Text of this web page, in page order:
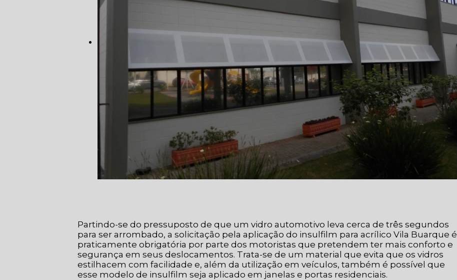
Partindo-se do pressuposto de que um vidro automotivo leva cerca de três segundos
para ser arrombado, a solicitação pela aplicação do insulfilm para acrílico Vila Buarque é
praticamente obrigatória por parte dos motoristas que pretendem ter mais conforto e
segurança em seus deslocamentos. Trata-se de um material que evita que os vidros
estilhacem com facilidade e, além da utilização em veículos, também é possível que
esse modelo de insulfilm seja aplicado em janelas e portas residenciais.